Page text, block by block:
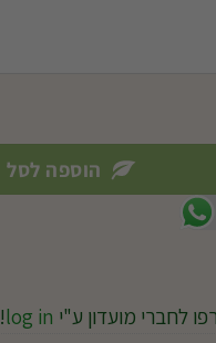
הוספה לסל
לחברי מועדון ע"י log in
!